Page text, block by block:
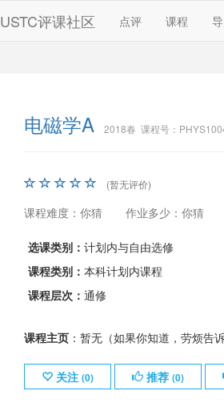
USTC评课社区 点评 课程
电磁学A 2018春 课程号：
(暂无评价)
课程难度：你猜 作业多少：你猜
选课类别： 计划内与自由选修
课程类别： 本科计划内课程
课程层次： 通修
课程主页：暂无（如果你知道，劳烦告诉
关注 (0) 推荐 (0)